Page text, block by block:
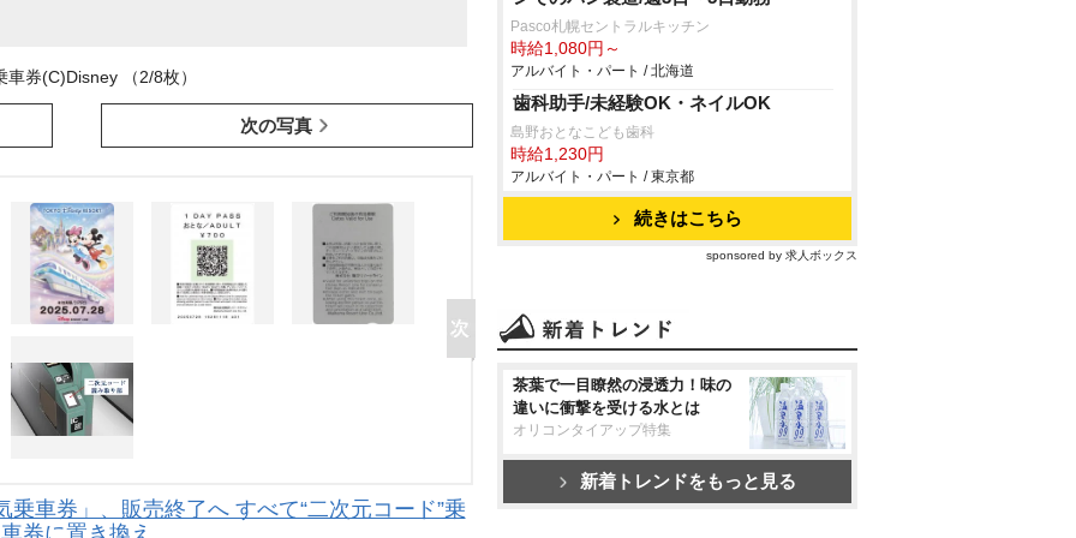
車券(C)Disney （2/8枚）
次の写真
車券」、販売終了へ すべて“二次元コード”乗
車券に置き換え
Pasco札幌セントラルキッチン
時給1,080円～
アルバイト・パート / 北海道
歯科助手/未経験OK・ネイルOK
島野おとなこども歯科
時給1,230円
アルバイト・パート / 東京都
続きはこちら
sponsored by 求人ボックス
茶葉で一目瞭然の浸透力！味の
違いに衝撃を受ける水とは
オリコンタイアップ特集
新着トレンドをもっと見る